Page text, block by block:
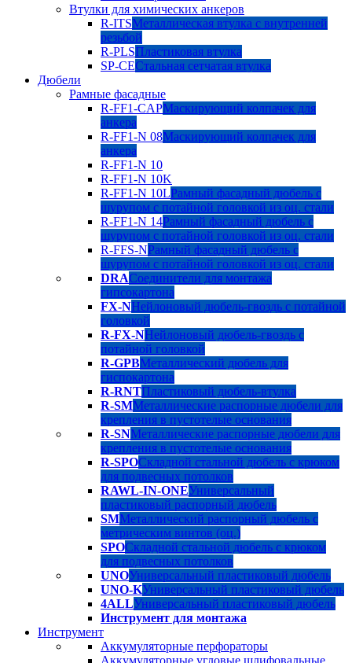
Втулки для химических анкеров
R-ITSМеталлическая втулка с внутренней
резьбой
R-PLSПластиковая втулка
SP-CEСтальная сетчатая втулка
Дюбели
Рамные фасадные
R-FF1-CAPМаскирующий колпачек для
анкера
R-FF1-N 08Маскирующий колпачек для
анкера
R-FF1-N 10
R-FF1-N 10K
R-FF1-N 10LРамный фасадный дюбель с
шурупом с потайной головкой из оц. стали
R-FF1-N 14Рамный фасадный дюбель с
шурупом с потайной головкой из оц. стали
R-FFS-NРамный фасадный дюбель с
шурупом с потайной головкой из оц. стали
DRAСоединители для монтажа
гипсокартона
FX-NНейлоновый дюбель-гвоздь с потайной
головкой
R-FX-NНейлоновый дюбель-гвоздь с
потайной головкой
R-GPBМеталлический дюбель для
гиспокартона
R-RNTПластиковый дюбель-втулка
R-SMМеталлические распорные дюбели для
крепления в пустотелые основания
R-SNМеталлические распорные дюбели для
крепления в пустотелые основания
R-SPOСкладной стальной дюбель с крюком
для подвесных потолков
RAWL-IN-ONEУниверсальный
пластиковый распорный дюбель
SMМеталлический распорный дюбель с
метрическим винтов (оц.)
SPOСкладной стальной дюбель с крюком
для подвесных потолков
UNOУниверсальный пластиковый дюбель
UNO-KУниверсальный пластиковый дюбель
4ALLУниверсальный пластиковый дюбель
Инструмент для монтажа
Инструмент
Аккумуляторные перфораторы
Аккумуляторные угловые шлифовальные